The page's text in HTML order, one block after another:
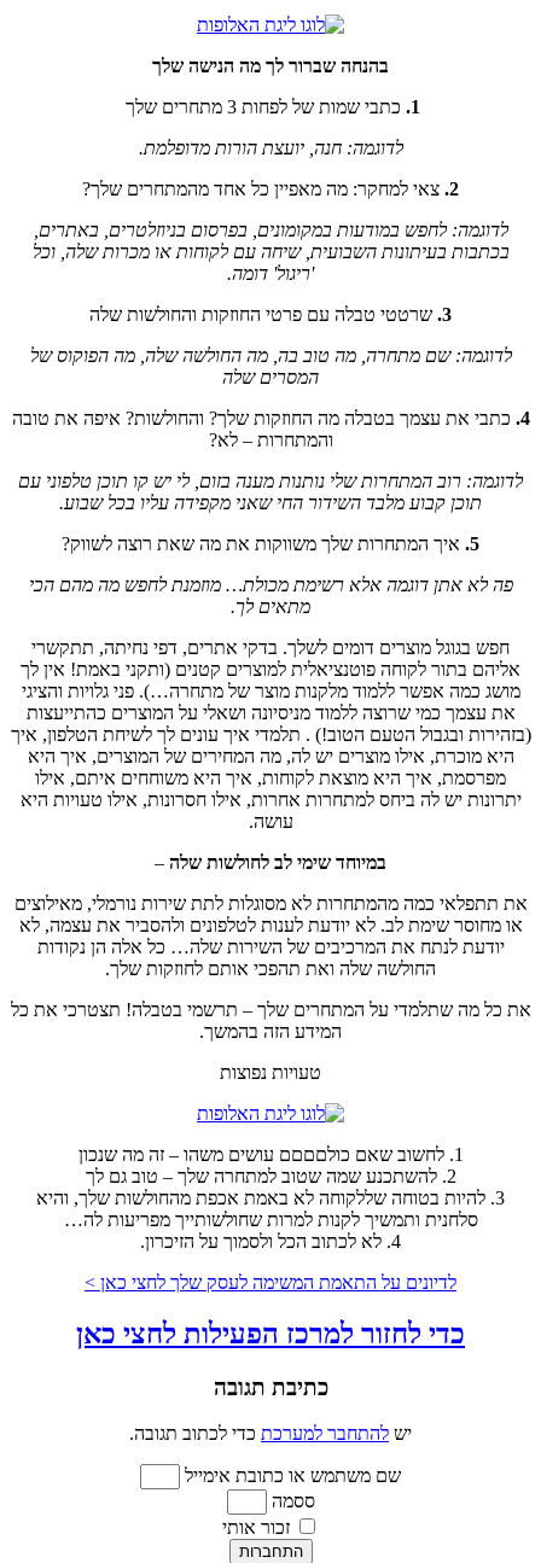
בהנחה שברור לך מה הנישה שלך
1. כתבי שמות של לפחות 3 מתחרים שלך
לדוגמה: חנה, יועצת הורות מדופלמת.
2. צאי למחקר: מה מאפיין כל אחד מהמתחרים שלך?
לדוגמה: לחפש במודעות במקומונים, בפרסום בניוזלטרים, באתרים,
בכתבות בעיתונות השבועית, שיחה עם לקוחות או מכרות שלה, וכל
'ריגול' דומה.
3. שרטטי טבלה עם פרטי החוזקות והחולשות שלה
לדוגמה: שם מתחרה, מה טוב בה, מה החולשה שלה, מה הפוקוס של
המסרים שלה
4. כתבי את עצמך בטבלה מה החוזקות שלך? והחולשות? איפה את טובה
והמתחרות – לא?
לדוגמה: רוב המתחרות שלי נותנות מענה בזום, לי יש קו תוכן טלפוני עם
תוכן קבוע מלבד השידור החי שאני מקפידה עליו בכל שבוע.
5. איך המתחרות שלך משווקות את מה שאת רוצה לשווק?
פה לא אתן דוגמה אלא רשימת מכולת… מוזמנת לחפש מה מהם הכי
מתאים לך.
חפש בגוגל מוצרים דומים לשלך. בדקי אתרים, דפי נחיתה, תתקשרי
אליהם בתור לקוחה פוטנציאלית למוצרים קטנים (ותקני באמת! אין לך
מושג כמה אפשר ללמוד מלקנות מוצר של מתחרה…). פני גלויות והציגי
את עצמך כמי שרוצה ללמוד מניסיונה ושאלי על המוצרים כהתייעצות
(בזהירות ובגבול הטעם הטוב!) . תלמדי איך עונים לך לשיחת הטלפון, איך
היא מוכרת, אילו מוצרים יש לה, מה המחירים של המוצרים, איך היא
מפרסמת, איך היא מוצאת לקוחות, איך היא משוחחים איתם, אילו
יתרונות יש לה ביחס למתחרות אחרות, אילו חסרונות, אילו טעויות היא
עושה.
במיוחד שימי לב לחולשות שלה –
את תתפלאי כמה מהמתחרות לא מסוגלות לתת שירות נורמלי, מאילוצים
או מחוסר שימת לב. לא יודעת לענות לטלפונים ולהסביר את עצמה, לא
יודעת לנתח את המרכיבים של השירות שלה… כל אלה הן נקודות
החולשה שלה ואת תהפכי אותם לחוזקות שלך.
את כל מה שתלמדי על המתחרים שלך – תרשמי בטבלה! תצטרכי את כל
המידע הזה בהמשך.
טעויות נפוצות
1. לחשוב שאם כולםםםם עושים משהו – זה מה שנכון
2. להשתכנע שמה שטוב למתחרה שלך – טוב גם לך
3. להיות בטוחה שללקוחה לא באמת אכפת מהחולשות שלך, והיא
סלחנית ותמשיך לקנות למרות שחולשותייך מפריעות לה…
4. לא לכתוב הכל ולסמוך על הזיכרון.
לדיונים על התאמת המשימה לעסק שלך לחצי כאן >
כדי לחזור למרכז הפעילות לחצי כאן
כתיבת תגובה
יש להתחבר למערכת כדי לכתוב תגובה.
שם משתמש או כתובת אימייל
ססמה
זכור אותי
התחברות